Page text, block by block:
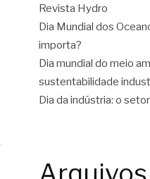
Revista Hydro
Dia Mundial dos
importa?
Dia mundial do meio
sustentabilidade
Dia da indústria: o